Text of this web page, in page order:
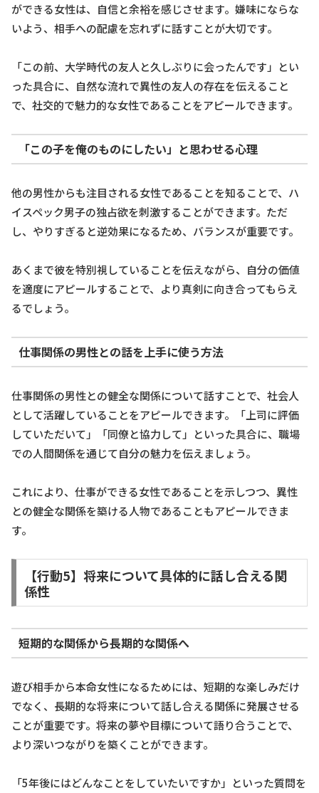
ができる女性は、自信と余裕を感じさせます。嫌味にならな
いよう、相手への配慮を忘れずに話すことが大切です。
「この前、大学時代の友人と久しぶりに会ったんです」とい
った具合に、自然な流れで異性の友人の存在を伝えること
で、社交的で魅力的な女性であることをアピールできます。
「この子を俺のものにしたい」と思わせる心理
他の男性からも注目される女性であることを知ることで、ハ
イスペック男子の独占欲を刺激することができます。ただ
し、やりすぎると逆効果になるため、バランスが重要です。
あくまで彼を特別視していることを伝えながら、自分の価値
を適度にアピールすることで、より真剣に向き合ってもらえ
るでしょう。
仕事関係の男性との話を上手に使う方法
仕事関係の男性との健全な関係について話すことで、社会人
として活躍していることをアピールできます。「上司に評価
していただいて」「同僚と協力して」といった具合に、職場
での人間関係を通じて自分の魅力を伝えましょう。
これにより、仕事ができる女性であることを示しつつ、異性
との健全な関係を築ける人物であることもアピールできま
す。
【行動5】将来について具体的に話し合える関
係性
短期的な関係から長期的な関係へ
遊び相手から本命女性になるためには、短期的な楽しみだけ
でなく、長期的な将来について話し合える関係に発展させる
ことが重要です。将来の夢や目標について語り合うことで、
より深いつながりを築くことができます。
「5年後にはどんなことをしていたいですか」といった質問を